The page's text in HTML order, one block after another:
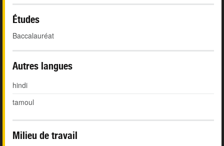
Études
Baccalauréat
Autres langues
hindi
tamoul
Milieu de travail